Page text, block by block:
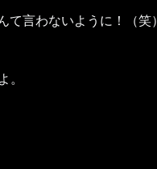
言わないように！（笑）